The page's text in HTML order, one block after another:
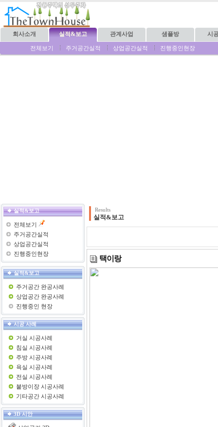
회사소개 실적&보고 관계사업 샘플방 시
전체보기 주거공간실적 상업공간실적 진행중인현장
실적&보고
전체보기
주거공간실적
상업공간실적
진행중인현장
실적&보고
주거공간 완공사례
상업공간 완공사례
진행중인 현장
시공 사례
거실 시공사례
침실 시공사례
주방 시공사례
욕실 시공사례
전실 시공사례
붙방이장 시공사례
기타공간 시공사례
3D 시안
Results
실적&보고
택이랑